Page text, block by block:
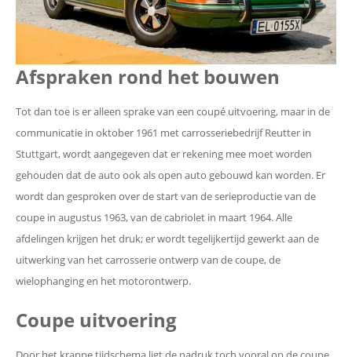
Afspraken rond het bouwen
Tot dan toe is er alleen sprake van een coupé uitvoering, maar in de
communicatie in oktober 1961 met carrosseriebedrijf Reutter in
Stuttgart, wordt aangegeven dat er rekening mee moet worden
gehouden dat de auto ook als open auto gebouwd kan worden. Er
wordt dan gesproken over de start van de serieproductie van de
coupe in augustus 1963, van de cabriolet in maart 1964. Alle
afdelingen krijgen het druk; er wordt tegelijkertijd gewerkt aan de
uitwerking van het carrosserie ontwerp van de coupe, de
wielophanging en het motorontwerp.
Coupe uitvoering